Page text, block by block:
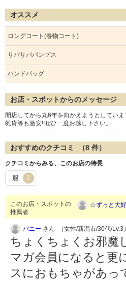
オススメ
ロングコート(春物コート)
サバサバパンプス
ハンドバッグ
お店・スポットからのメッセージ
開店してから丸6年を向かえようとしてい
雑貨等も激安!!ぜひ一度お越し下さい。
おすすめのクチコミ （8 件）
クチコミからみる、このお店の特長
服 2
このお店・スポットの
推薦者
☆ずっと大
バニー さん （女性/新潟市/30代/Lv.3）
ちょくちょくお邪魔
マガ会員になると更
スにおもちゃがあっ